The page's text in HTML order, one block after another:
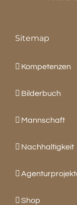
Sitemap
Kompetenzen
Bilderbuch
Mannschaft
Nachhaltigkeit
Shop